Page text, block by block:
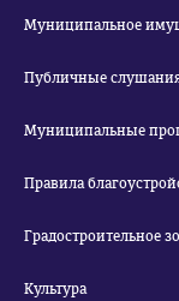
Муниципальное
Публичные
Муниципальные
Правила
Градостроительное
Культура